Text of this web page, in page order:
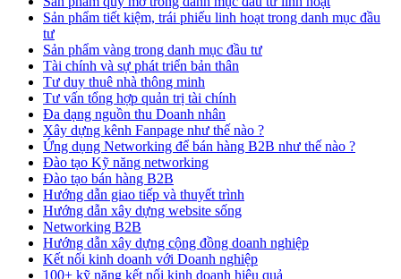
Sản phẩm tiết kiệm, trái phiếu linh hoạt trong danh mục đầu
tư
Sản phẩm vàng trong danh mục đầu tư
Tài chính và sự phát triển bản thân
Tư duy thuê nhà thông minh
Tư vấn tổng hợp quản trị tài chính
Đa dạng nguồn thu Doanh nhân
Xây dựng kênh Fanpage như thế nào ?
Ứng dụng Networking để bán hàng B2B như thế nào ?
Đào tạo Kỹ năng networking
Đào tạo bán hàng B2B
Hướng dẫn giao tiếp và thuyết trình
Hướng dẫn xây dựng website sống
Networking B2B
Hướng dẫn xây dựng cộng đồng doanh nghiệp
Kết nối kinh doanh với Doanh nghiệp
100+ kỹ năng kết nối kinh doanh hiệu quả